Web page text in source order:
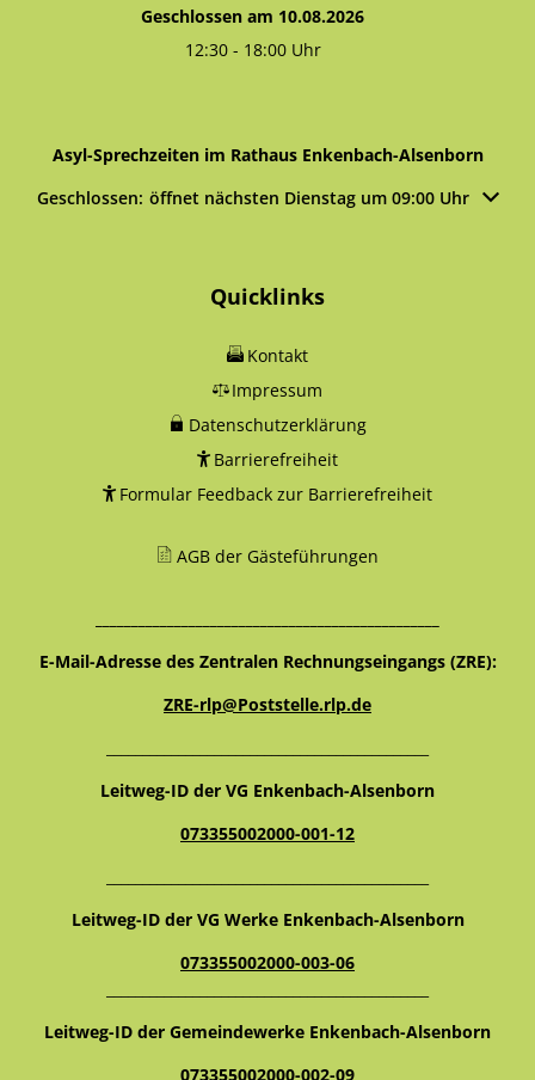
Von 08:30 bis 12:30 Uhr
Geschlossen am 10.08.2026
12:30- 18:00Uhr
Asyl-Sprechzeiten im Rathaus Enkenbach-Alsenborn
Klicken, um weitere Öffnungs- oder Schließzeiten
Geschlossen: öffnet nächsten Dienstag um 09:00 Uhr
Quicklinks
Kontakt
Impressum
Datenschutzerklärung
Barrierefreiheit
Formular Feedback zur Barrierefreiheit
AGB der Gästeführungen
E-Mail-Adresse des Zentralen Rechnungseingangs (ZRE):
ZRE-rlp@Poststelle.rlp.de
Leitweg-ID der VG Enkenbach-Alsenborn
073355002000-001-12
Leitweg-ID der VG Werke Enkenbach-Alsenborn
073355002000-003-06
Leitweg-ID der Gemeindewerke Enkenbach-Alsenborn
073355002000-002-09